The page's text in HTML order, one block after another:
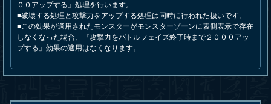
００アップする』処理を行います。
■破壊する処理と攻撃力をアップする処理は同時に行われた扱いです。
■この効果が適用されたモンスターがモンスターゾーンに表側表示で存在
しなくなった場合、『攻撃力をバトルフェイズ終了時まで２０００アッ
プする』効果の適用はなくなります。